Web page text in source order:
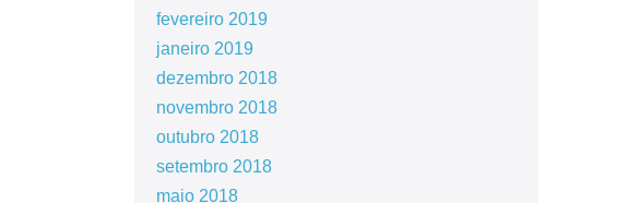
fevereiro 2019
janeiro 2019
dezembro 2018
novembro 2018
outubro 2018
setembro 2018
maio 2018